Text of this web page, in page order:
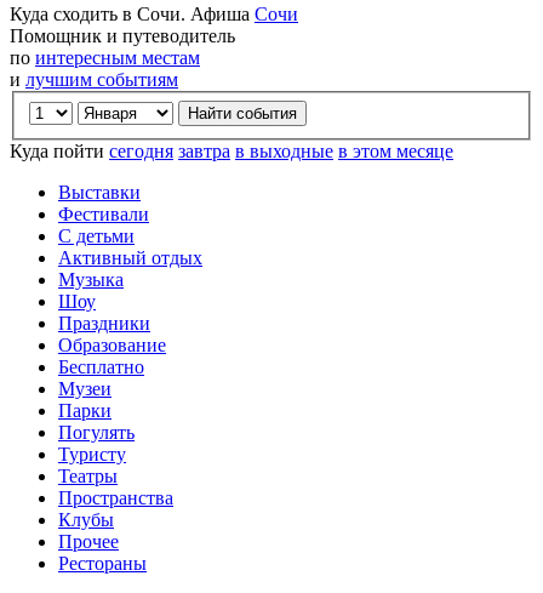
Куда сходить в Сочи. Афиша Сочи
Помощник и путеводитель
по интересным местам
и лучшим событиям
Куда пойти сегодня завтра в выходные в этом месяце
Выставки
Фестивали
С детьми
Активный отдых
Музыка
Шоу
Праздники
Образование
Бесплатно
Музеи
Парки
Погулять
Туристу
Театры
Пространства
Клубы
Прочее
Рестораны